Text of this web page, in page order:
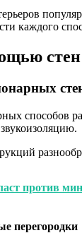
каждого
стен
способов
против
перегородки